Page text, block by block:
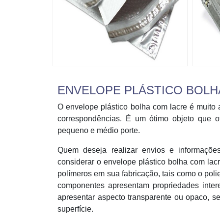
ENVELOPE PLÁSTICO
O envelope plástico bolha com lacre é
correspondências. É um ótimo objeto que
pequeno e médio porte.
Quem deseja realizar envios e
considerar o envelope plástico bolha com
polímeros em sua fabricação, tais como o
componentes apresentam propriedades
apresentar aspecto transparente ou opaco,
superfície.